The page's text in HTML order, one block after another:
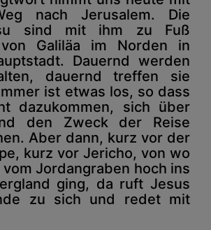
nach Jerusalem. Die
sind mit ihm zu Fuß
Galiläa im Norden in
Dauernd werden
dauernd treffen sie
ist etwas los, so dass
dazukommen, sich über
den Zweck der Reise
Aber dann, kurz vor der
kurz vor Jericho, von wo
vom Jordangraben hoch ins
ging, da ruft Jesus
zu sich und redet mit